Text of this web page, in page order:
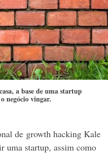
a base de uma startup
negócio vingar.
de growth hacking Kale
uma startup, assim como